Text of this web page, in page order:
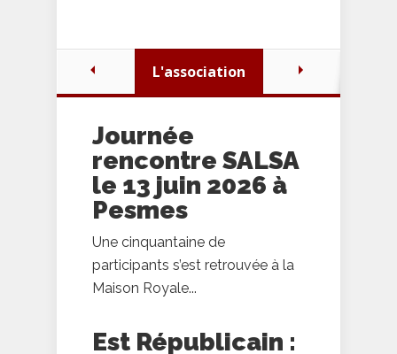
L'association
Journée
rencontre SALSA
le 13 juin 2026 à
Pesmes
Une cinquantaine de
participants s’est retrouvée à la
Maison Royale...
Est Républicain :